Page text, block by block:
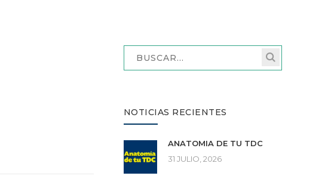
NOTICIAS RECIENTES
ANATOMÍA DE TU TDC
31 JULIO, 2026